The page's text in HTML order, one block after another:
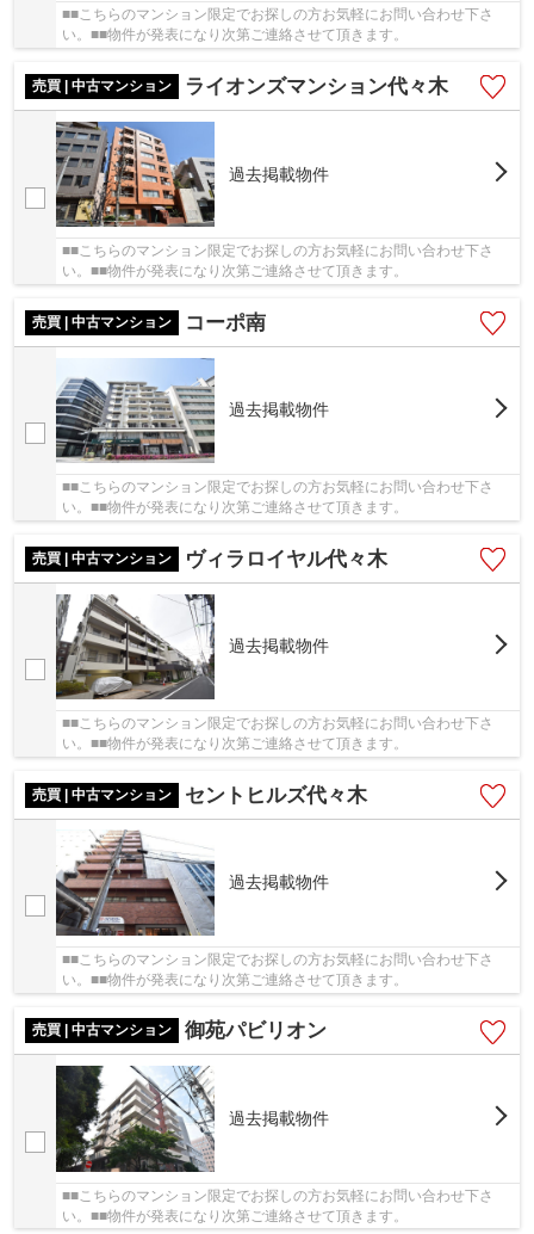
■■こちらのマンション限定でお探しの方お気軽にお問い合わせ下さ
い。■■物件が発表になり次第ご連絡させて頂きます。
売買 | 中古マンション ライオンズマンション代々木
過去掲載物件
■■こちらのマンション限定でお探しの方お気軽にお問い合わせ下さ
い。■■物件が発表になり次第ご連絡させて頂きます。
売買 | 中古マンション コーポ南
過去掲載物件
■■こちらのマンション限定でお探しの方お気軽にお問い合わせ下さ
い。■■物件が発表になり次第ご連絡させて頂きます。
売買 | 中古マンション ヴィラロイヤル代々木
過去掲載物件
■■こちらのマンション限定でお探しの方お気軽にお問い合わせ下さ
い。■■物件が発表になり次第ご連絡させて頂きます。
売買 | 中古マンション セントヒルズ代々木
過去掲載物件
■■こちらのマンション限定でお探しの方お気軽にお問い合わせ下さ
い。■■物件が発表になり次第ご連絡させて頂きます。
売買 | 中古マンション 御苑パビリオン
過去掲載物件
■■こちらのマンション限定でお探しの方お気軽にお問い合わせ下さ
い。■■物件が発表になり次第ご連絡させて頂きます。